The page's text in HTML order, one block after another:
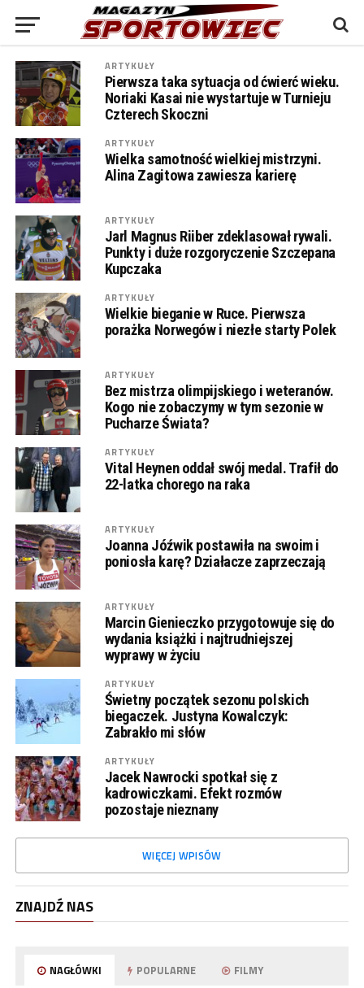
ARTYKUŁY
Pierwsza taka sytuacja od ćwierć wieku.
Noriaki Kasai nie wystartuje w Turnieju
Czterech Skoczni
ARTYKUŁY
Wielka samotność wielkiej mistrzyni.
Alina Zagitowa zawiesza karierę
ARTYKUŁY
Jarl Magnus Riiber zdeklasował rywali.
Punkty i duże rozgoryczenie Szczepana
Kupczaka
ARTYKUŁY
Wielkie bieganie w Ruce. Pierwsza
porażka Norwegów i niezłe starty Polek
ARTYKUŁY
Bez mistrza olimpijskiego i weteranów.
Kogo nie zobaczymy w tym sezonie w
Pucharze Świata?
ARTYKUŁY
Vital Heynen oddał swój medal. Trafił do
22-latka chorego na raka
ARTYKUŁY
Joanna Jóźwik postawiła na swoim i
poniosła karę? Działacze zaprzeczają
ARTYKUŁY
Marcin Gienieczko przygotowuje się do
wydania książki i najtrudniejszej
wyprawy w życiu
ARTYKUŁY
Świetny początek sezonu polskich
biegaczek. Justyna Kowalczyk:
Zabrakło mi słów
ARTYKUŁY
Jacek Nawrocki spotkał się z
kadrowiczkami. Efekt rozmów
pozostaje nieznany
WIĘCEJ WPISÓW
ZNAJDŹ NAS
NAGŁÓWKI POPULARNE FILMY